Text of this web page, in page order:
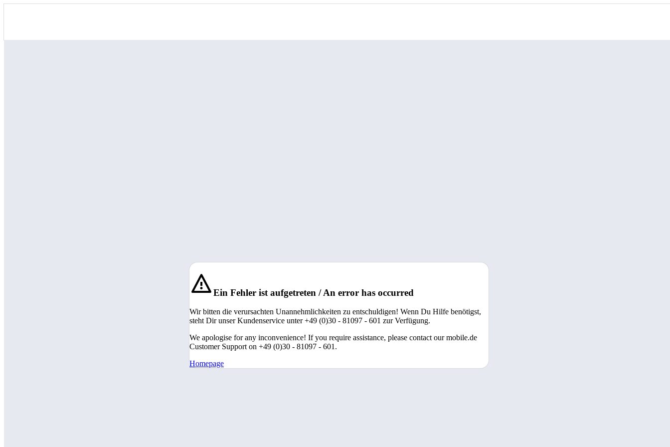
Ein Fehler ist aufgetreten / An error has occurred
Wir bitten die verursachten Unannehmlichkeiten zu entschuldigen! Wenn Du Hilfe benötigst,
steht Dir unser Kundenservice unter +49 (0)30 - 81097 - 601 zur Verfügung.
We apologise for any inconvenience! If you require assistance, please contact our mobile.de
Customer Support on +49 (0)30 - 81097 - 601.
Homepage